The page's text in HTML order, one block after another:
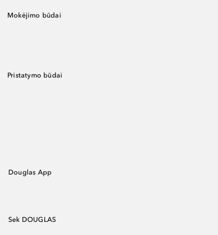
Mokėjimo būdai
Pristatymo būdai
Douglas App
Sek DOUGLAS